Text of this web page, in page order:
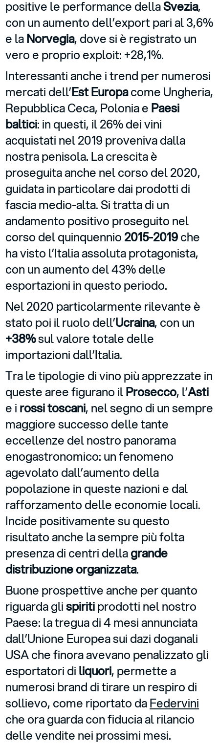
positive le performance dellaSvezia,
con un aumento dell’export pari al 3,6%
e laNorvegia, dove si è registrato un
vero e proprio exploit: +28,1%.
Interessanti anche i trend per numerosi
mercati dell’Est Europacome Ungheria,
Repubblica Ceca, Polonia e Paesi
baltici: in questi, il 26% dei vini
acquistati nel 2019 proveniva dalla
nostra penisola. La crescita è
proseguita anche nel corso del 2020,
guidata in particolare dai prodotti di
fascia medio-alta. Si tratta di un
andamento positivo proseguito nel
corso del quinquennio 2015-2019che
ha visto l’Italia assoluta protagonista,
con un aumento del 43% delle
esportazioni in questo periodo.
Nel 2020 particolarmente rilevante è
stato poi il ruolo dell’Ucraina, con un
+38%sul valore totale delle
importazioni dall’Italia.
Tra le tipologie di vino più apprezzate in
queste aree figurano ilProsecco, l’Asti
e i rossi toscani, nel segno di un sempre
maggiore successo delle tante
eccellenze del nostro panorama
enogastronomico: un fenomeno
agevolato dall’aumento della
popolazione in queste nazioni e dal
rafforzamento delle economie locali.
Incide positivamente su questo
risultato anche la sempre più folta
presenza di centri dellagrande
distribuzione organizzata.
Buone prospettive anche per quanto
riguarda glispiritiprodotti nel nostro
Paese: la tregua di 4 mesi annunciata
dall’Unione Europea sui dazi doganali
USA che finora avevano penalizzato gli
esportatori di liquori, permette a
numerosi brand di tirare un respiro di
sollievo, come riportato daFedervini
che ora guarda con fiducia al rilancio
delle vendite nei prossimi mesi.